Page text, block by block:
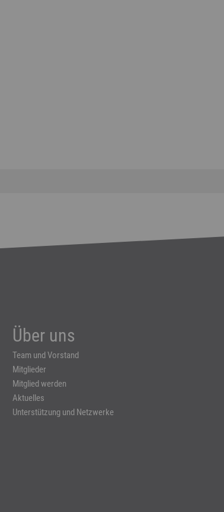
Über uns
Team und Vorstand
Mitglieder
Mitglied werden
Aktuelles
Unterstützung und Netzwerke